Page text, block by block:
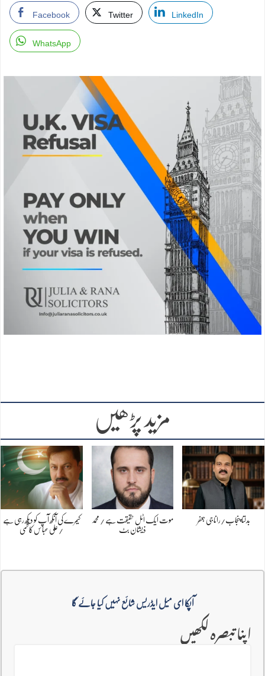
Facebook Twitter
LinkedIn
WhatsApp
مزید پڑھیں
بدلتا پنجاب/رانا جی جعفر
موت ایک اٹل حقیقت ہے / محمد
ذیشان بٹ
کیمرے کی آنکھ آپ کو دیکھ رہی ہے
/ علی عباس کاظمی
آپکا ای میل ایڈریس شائع نہیں کیا جائے گا
اپنا تبصرہ لکھیں